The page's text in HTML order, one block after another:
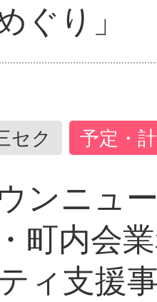
ぐり」
セク 予定・
ンニュ
町内会
ィ支援